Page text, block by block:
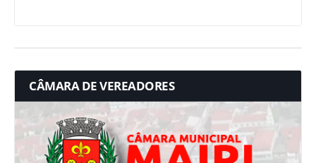
CÂMARA DE VEREADORES